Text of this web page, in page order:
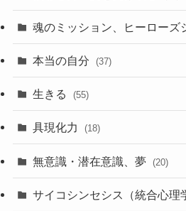
魂のミッション、ヒーローズ
本当の自分 (37)
生きる (55)
具現化力 (18)
無意識・潜在意識、夢 (20)
サイコシンセシス（統合心理